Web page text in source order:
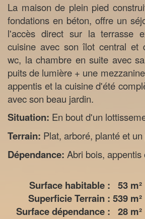
La maison de plein pied
fondations en béton, offre un
l'accès direct sur la terrasse
cuisine avec son îlot central et
wc, la chambre en suite avec
puits de lumière + une
appentis et la cuisine d'été
avec son beau jardin.
Situation: En bout d'un
Terrain: Plat, arboré, planté et
Dépendance: Abri bois,
Surface habitable : 53 m²
Superficie Terrain : 539 m²
Surface dépendance : 28 m²